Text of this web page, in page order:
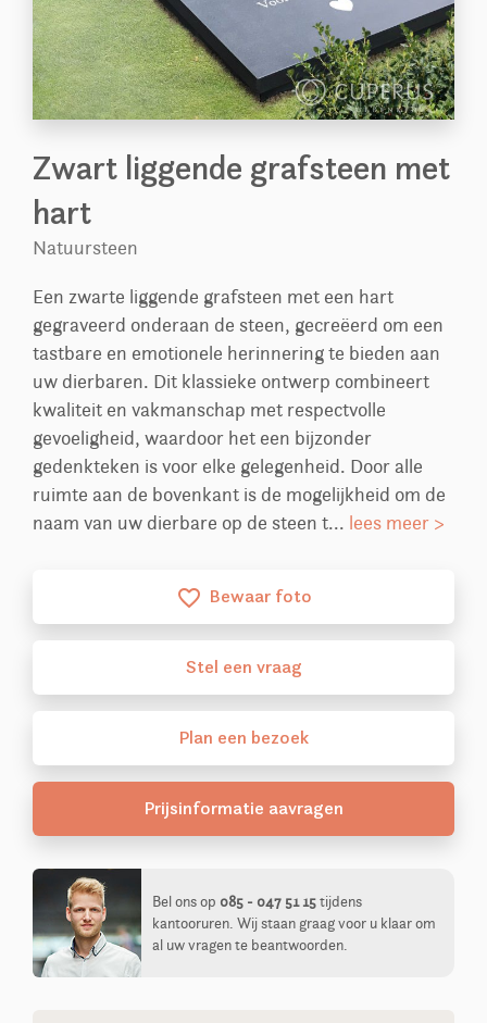
Zwart liggende grafsteen met
hart
Natuursteen
Een zwarte liggende grafsteen met een hart
gegraveerd onderaan de steen, gecreëerd om een
tastbare en emotionele herinnering te bieden aan
uw dierbaren. Dit klassieke ontwerp combineert
kwaliteit en vakmanschap met respectvolle
gevoeligheid, waardoor het een bijzonder
gedenkteken is voor elke gelegenheid. Door alle
ruimte aan de bovenkant is de mogelijkheid om de
naam van uw dierbare op de steen t... lees meer >
favorite_border Bewaar foto
Stel een vraag
Plan een bezoek
Prijsinformatie aavragen
Bel ons op 085 - 047 51 15tijdens
kantooruren. Wij staan graag voor u klaar om
al uw vragen te beantwoorden.